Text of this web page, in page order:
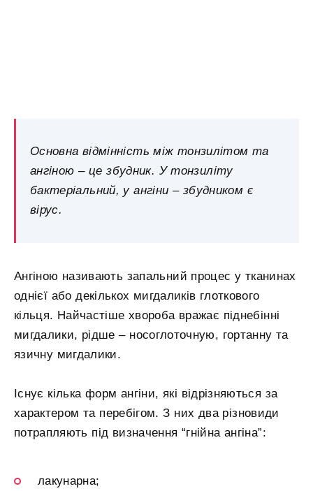
Основна відмінність між тонзилітом та
ангіною – це збудник. У тонзиліту
бактеріальний, у ангіни – збудником є
вірус.
Ангіною називають запальний процес у тканинах
однієї або декількох мигдаликів глоткового
кільця. Найчастіше хвороба вражає піднебінні
мигдалики, рідше – носоглоточную, гортанну та
язичну мигдалики.
Існує кілька форм ангіни, які відрізняються за
характером та перебігом. З них два різновиди
потрапляють під визначення “гнійна ангіна”:
лакунарна;